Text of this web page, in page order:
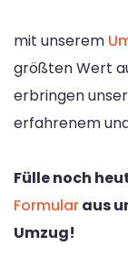
mit unserem
größten Wert
erbringen
erfahrenem
Fülle noch
Formularaus
Umzug!